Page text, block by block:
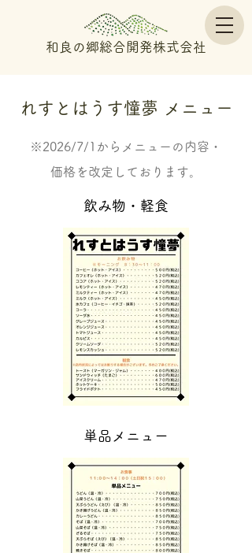
和良の郷総合開発株式会社
れすとはうす憧夢 メニュー
※2026/7/1からメニューの内容・
価格を改定しております。
飲み物・軽食
単品メニュー